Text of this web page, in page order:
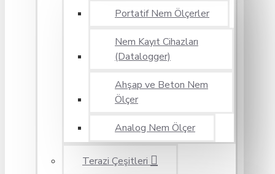
Portatif Nem Ölçerler
Nem Kayıt Cihazları
(Datalogger)
Ahşap ve Beton Nem
Ölçer
Analog Nem Ölçer
Terazi Çeşitleri